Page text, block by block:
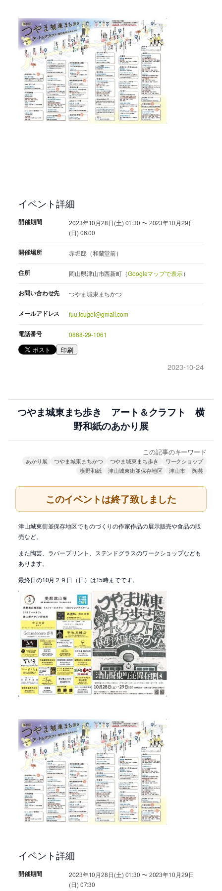
イベント詳細
開催期間
2023年10月28日(土) 01:30 〜 2023年10月29日
(日) 06:00
開催場所 赤堀邸（和蘭堂前）
住所 岡山県津山市西新町（Googleマップで表示）
お問い合わせ先 つやま城東まちかつ
メールアドレス fuu.tougei@gmail.com
電話番号 0868-29-1061
印刷
2023-10-24
つやま城東まち歩き アート＆クラフト 横
野和紙のあかり展
この記事のキーワード
あかり展 つやま城東まちかつ つやま城東まち歩き
ワークショップ
横野和紙
津山城東街並保存地区 津山市 陶芸
このイベントは終了致しました
津山城東街並保存地区でものづくりの作家作品の展示販売や食品の販
売など。
また陶芸、ラバープリント、ステンドグラスのワークショップなども
あります。
最終日の10月２９日（日）は15時までです。
イベント詳細
開催期間
2023年10月28日(土) 01:30 〜 2023年10月29日
(日) 07:30